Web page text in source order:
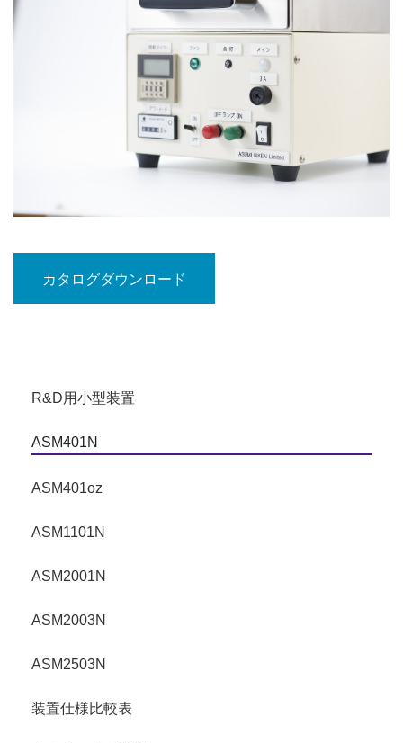
カタログダウンロード
R&D用小型装置
ASM401N
ASM401oz
ASM1101N
ASM2001N
ASM2003N
ASM2503N
装置仕様比較表